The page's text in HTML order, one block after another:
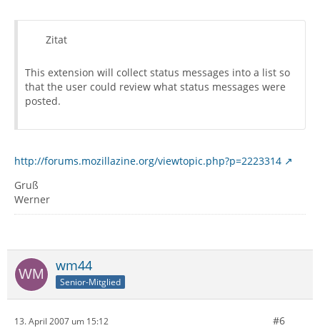
Zitat
This extension will collect status messages into a list so
that the user could review what status messages were
posted.
http://forums.mozillazine.org/viewtopic.php?p=2223314
Gruß
Werner
wm44
Senior-Mitglied
13. April 2007 um 15:12 #6